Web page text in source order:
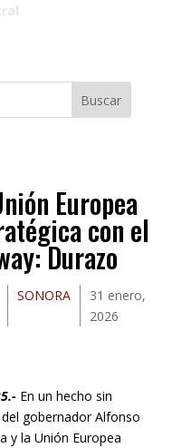
Buscar
Europea
con el
Durazo
SONORA
31 enero,
2026
En un hecho sin
gobernador Alfonso
y la Unión Europea